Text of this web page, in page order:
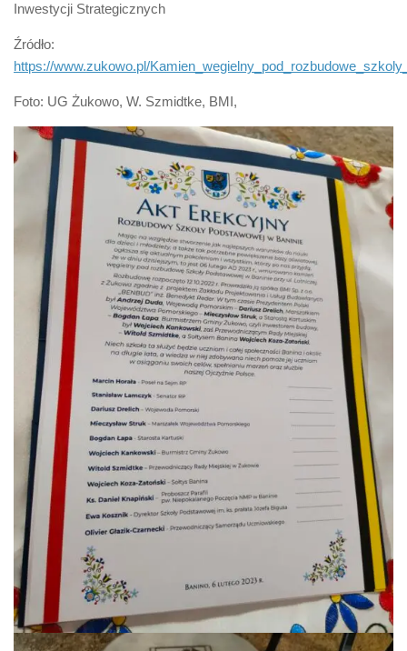
Inwestycji Strategicznych
Źródło:
https://www.zukowo.pl/
Foto: UG Żukowo, W. Szmidtke, BMI,